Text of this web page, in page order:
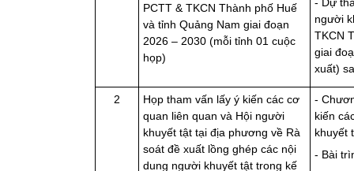
PCTT & TKCN Thành phố Huế
và tỉnh Quảng Nam giai đoạn
2026 – 2030 (mỗi tỉnh 01 cuộc
họp)
người
TKCN
giai
xuất)
2
Họp tham vấn lấy ý kiến các cơ
quan liên quan và Hội người
khuyết tật tại địa phương về Rà
soát đề xuất lồng ghép các nội
dung người khuyết tật trong kế
-
kiến
khuyết
- Bài